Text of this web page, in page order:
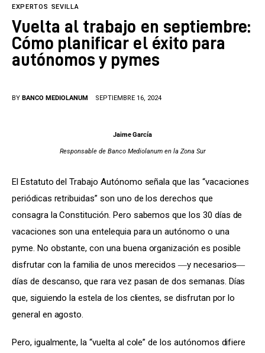
Directorio
EXPERTOS SEVILLA
Vuelta al trabajo en septiembre:
Cómo planificar el éxito para
autónomos y pymes
BY BANCO MEDIOLANUM SEPTIEMBRE 16, 2024
Jaime García
Responsable de Banco Mediolanum en la Zona Sur
El Estatuto del Trabajo Autónomo señala que las “vacaciones
periódicas retribuidas” son uno de los derechos que
consagra la Constitución. Pero sabemos que los 30 días de
vacaciones son una entelequia para un autónomo o una
pyme. No obstante, con una buena organización es posible
disfrutar con la familia de unos merecidos ―y necesarios―
días de descanso, que rara vez pasan de dos semanas. Días
que, siguiendo la estela de los clientes, se disfrutan por lo
general en agosto.
Pero, igualmente, la “vuelta al cole” de los autónomos difiere